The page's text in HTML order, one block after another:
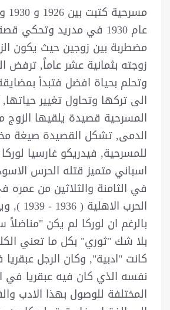
عام 1930 في مدريد وتحكي
مضطربة بين زوجين حيث يكون
زوجته بثمانية عشر عاماً, ترفض
وتحلم بحياة افضل فتبدأ
الى تركها وتحاول تغيير
المسرحية قصيدة يلقيها الزوج
الدمى, تشكل القصيدة صيغة
للمسرحية, فيدريكو غارسيا
اسباني متميز قتله الحرس
في الثامنة والثلاثين من عمره
الحرب
بالرغم ان لوركا لم يكن "مناضلاً
بلا شك "ثوري" بكل ما تعني
كانت "ادبية", وكان الرجل عبقريا
نفسه الذي كان فيه عبقريا في
المختلفة للوصول بهذا الادب